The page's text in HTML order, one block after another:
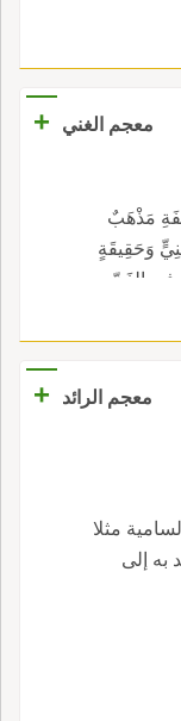
معجم الغني
+
مَذْهَبٌ
وَحَقِيقَةٍ
الفَنِّ
قُوَّةِ
الإِنْسَانِيِّ
معجم الرائد +
مثلا
به إلى